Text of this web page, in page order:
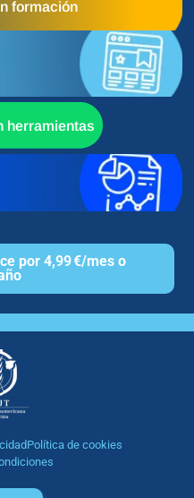
formación
herramientas
por 4,99 €/mes o
Política de cookies